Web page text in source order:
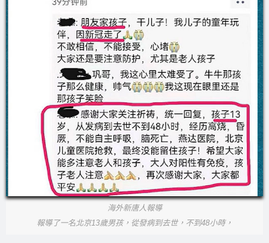
海外新唐人報導
報導了一名北京13歲男孩，從發病到去世，不到48小時，